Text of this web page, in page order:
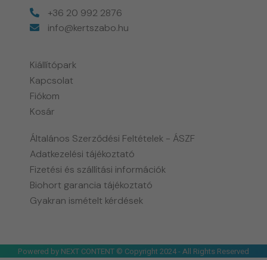
+36 20 992 2876
info@kertszabo.hu
Kiállítópark
Kapcsolat
Fiókom
Kosár
Általános Szerződési Feltételek - ÁSZF
Adatkezelési tájékoztató
Fizetési és szállítási információk
Biohort garancia tájékoztató
Gyakran ismételt kérdések
Powered by NEXT CONTENT © Copyright 2024 - All Rights Reserved